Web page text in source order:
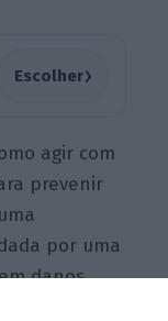
Escolher›
agir com
prevenir
por uma
danos